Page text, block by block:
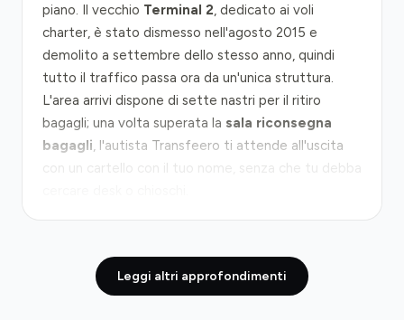
piano. Il vecchio Terminal 2, dedicato ai voli
charter, è stato dismesso nell'agosto 2015 e
demolito a settembre dello stesso anno, quindi
tutto il traffico passa ora da un'unica struttura.
L'area arrivi dispone di sette nastri per il ritiro
bagagli; una volta superata la sala riconsegna
bagagli, l'autista Transfeero ti attende all'uscita
con un cartello con il tuo nome, senza che tu debba
centro storico, una distanza minima rispetto ad
altri aeroporti europei. In condizioni di traffico
Leggi altri approfondimenti